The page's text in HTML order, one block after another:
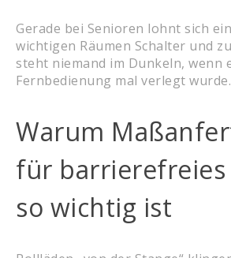
Gerade bei Senioren lohnt sich
wichtigen Räumen Schalter und
steht niemand im Dunkeln, wenn
Fernbedienung mal verlegt wurde.
Warum
für barrierefreies
so wichtig ist